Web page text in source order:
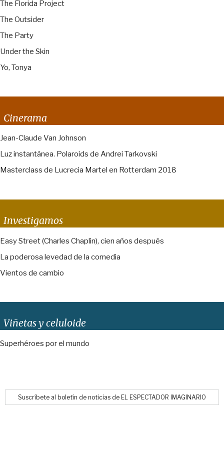
The Florida Project
The Outsider
The Party
Under the Skin
Yo, Tonya
Cinerama
Jean-Claude Van Johnson
Luz instantánea. Polaroids de Andrei Tarkovski
Masterclass de Lucrecia Martel en Rotterdam 2018
Investigamos
Easy Street (Charles Chaplin), cien años después
La poderosa levedad de la comedia
Vientos de cambio
Viñetas y celuloide
Superhéroes por el mundo
Suscríbete al boletín de noticias de EL ESPECTADOR IMAGINARIO